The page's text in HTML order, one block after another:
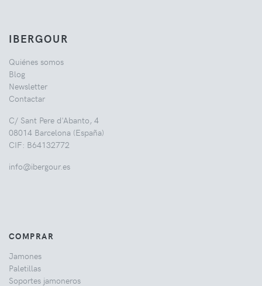
IBERGOUR
Quiénes somos
Blog
Newsletter
Contactar
C/ Sant Pere d'Abanto, 4
08014 Barcelona (España)
CIF: B64132772
info@ibergour.es
COMPRAR
Jamones
Paletillas
Soportes jamoneros